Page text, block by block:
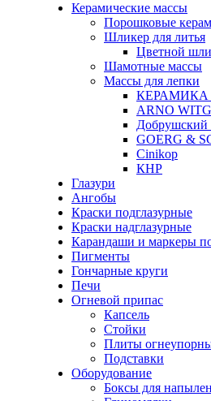
Керамические массы
Порошковые
Шликер для литья
Цветной
Шамотные массы
Массы для лепки
КЕРАМИКА
ARNO
Добрушский
GOERG &
Cinikop
КНР
Глазури
Ангобы
Краски подглазурные
Краски надглазурные
Карандаши и маркеры
Пигменты
Гончарные круги
Печи
Огневой припас
Капсель
Стойки
Плиты
Подставки
Оборудование
Боксы для